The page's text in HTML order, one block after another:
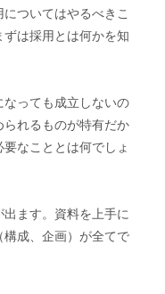
ついてはやるべきこ
は採用とは何かを知
っても成立しないの
れるものが特有だか
なこととは何でしょ
ます。資料を上手に
成、企画）が全てで